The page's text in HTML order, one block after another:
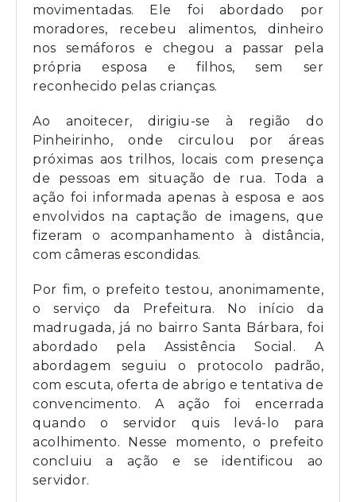
movimentadas. Ele foi abordado por
moradores, recebeu alimentos, dinheiro
nos semáforos e chegou a passar pela
própria esposa e filhos, sem ser
reconhecido pelas crianças.
Ao anoitecer, dirigiu-se à região do
Pinheirinho, onde circulou por áreas
próximas aos trilhos, locais com presença
de pessoas em situação de rua. Toda a
ação foi informada apenas à esposa e aos
envolvidos na captação de imagens, que
fizeram o acompanhamento à distância,
com câmeras escondidas.
Por fim, o prefeito testou, anonimamente,
o serviço da Prefeitura. No início da
madrugada, já no bairro Santa Bárbara, foi
abordado pela Assistência Social. A
abordagem seguiu o protocolo padrão,
com escuta, oferta de abrigo e tentativa de
convencimento. A ação foi encerrada
quando o servidor quis levá-lo para
acolhimento. Nesse momento, o prefeito
concluiu a ação e se identificou ao
servidor.